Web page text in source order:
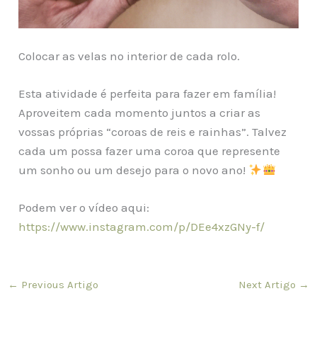
Colocar as velas no interior de cada rolo.
Esta atividade é perfeita para fazer em família!
Aproveitem cada momento juntos a criar as
vossas próprias “coroas de reis e rainhas”. Talvez
cada um possa fazer uma coroa que represente
um sonho ou um desejo para o novo ano!
Podem ver o vídeo aqui:
https://www.instagram.com/p/DEe4xzGNy-f/
← Previous Artigo Next Artigo →